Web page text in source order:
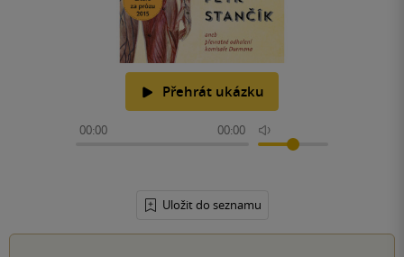
Přehrát ukázku
00:00 00:00
Uložit do seznamu